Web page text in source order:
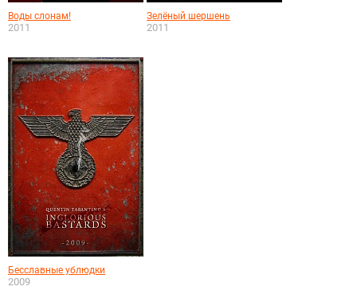
Воды слонам!
2011
Зелёный шершень
2011
Бесславные ублюдки
2009